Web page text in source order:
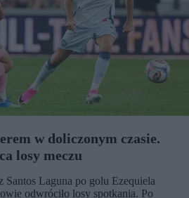
w doliczonym czasie.
losy meczu
Santos Laguna po golu Ezequiela
odwróciło losy spotkania. Po